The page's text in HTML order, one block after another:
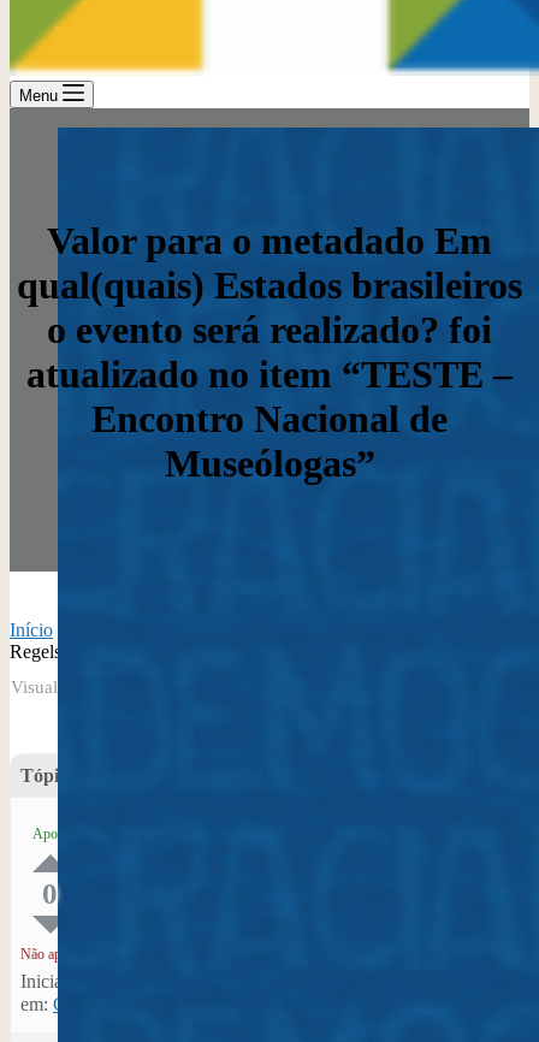
Menu
Valor para o metadado Em
qual(quais) Estados brasileiros
o evento será realizado? foi
atualizado no item “TESTE –
Encontro Nacional de
Museólogas”
Início
Regels
Visualizando tópico 1 (de 1 do total)
Tópico
Apoio
0
Não apoio
Iniciado por: RubieGusycle
em: Contribuições Virtuais no Plano Nacional Setorial de Museus